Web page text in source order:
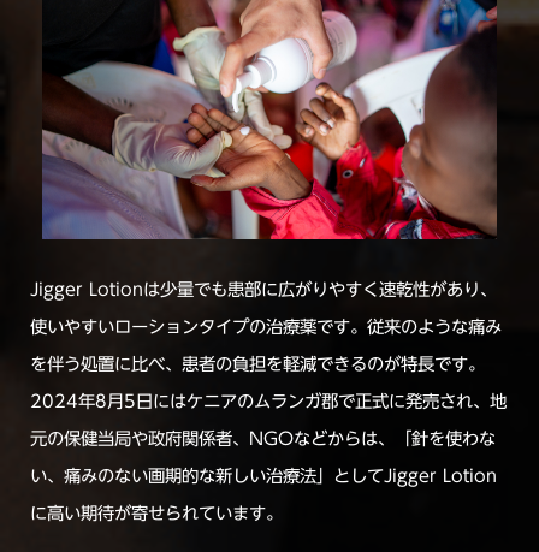
Jigger Lotionは少量でも患部に広がりやすく速乾性があり、
使いやすいローションタイプの治療薬です。従来のような痛み
を伴う処置に比べ、患者の負担を軽減できるのが特長です。
2024年8月5日にはケニアのムランガ郡で正式に発売され、地
元の保健当局や政府関係者、NGOなどからは、「針を使わな
い、痛みのない画期的な新しい治療法」としてJigger Lotion
に高い期待が寄せられています。